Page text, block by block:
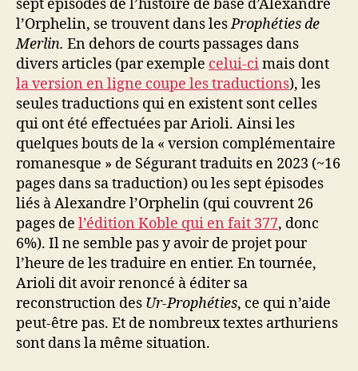
sept épisodes de l’histoire de base d’Alexandre
l’Orphelin, se trouvent dans lesProphéties de
Merlin. En dehors de courts passages dans
divers articles (par exemple celui-cimais dont
la version en ligne coupe les traductions), les
seules traductions qui en existent sont celles
qui ont été effectuées par Arioli. Ainsi les
quelques bouts de la « version complémentaire
romanesque » de Ségurant traduits en 2023 (~16
pages dans sa traduction) ou les sept épisodes
liés à Alexandre l’Orphelin (qui couvrent 26
pages de l’édition Koble qui en fait 377, donc
6%). Il ne semble pas y avoir de projet pour
l’heure de les traduire en entier. En tournée,
Arioli dit avoir renoncé à éditer sa
reconstruction des Ur-Prophéties, ce qui n’aide
peut-être pas. Et de nombreux textes arthuriens
sont dans la même situation.